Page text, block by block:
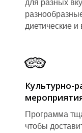
для разных
диетические и
Культурно-
Программа
чтобы